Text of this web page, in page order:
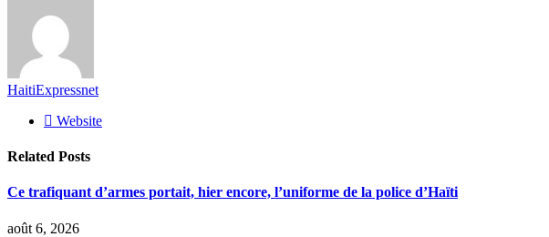
HaitiExpressnet
Website
Related Posts
Ce trafiquant d’armes portait, hier encore, l’uniforme de la police d’Haïti
août 6, 2026